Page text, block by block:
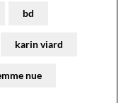
bd
karin viard
nue